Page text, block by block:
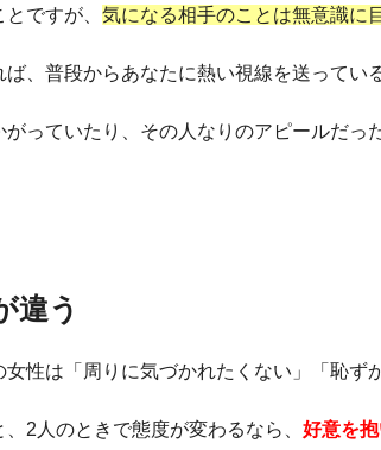
ですが、 気になる相手のことは無意識に
、普段からあなたに熱い視線を送ってい
っていたり、その人なりのアピールだっ
違う
性は「周りに気づかれたくない」「恥ず
2人のときで態度が変わるなら、 好意を